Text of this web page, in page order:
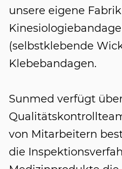
unsere eigene
(selbstklebende
Klebebandagen.
Sunmed verfügt
von Mitarbeitern
die